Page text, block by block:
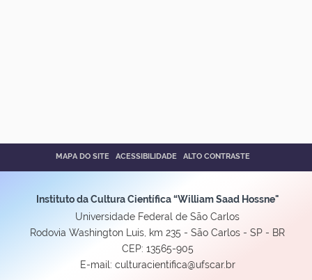
MAPA DO SITE ACESSIBILIDADE ALTO CONTRASTE
Instituto da Cultura Científica “William Saad Hossne"
Universidade Federal de São Carlos
Rodovia Washington Luis, km 235 - São Carlos - SP - BR
CEP: 13565-905
E-mail: culturacientifica@ufscar.br